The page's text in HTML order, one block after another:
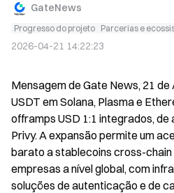
GateNews
Progresso do projeto Parcerias e
2026-04-21 14:22:23
Mensagem de Gate News, 21
USDT em Solana, Plasma e
offramps USD 1:1 integrados, de
Privy. A expansão permite um
barato a stablecoins cross-chain
empresas a nível global, com
soluções de autenticação e de